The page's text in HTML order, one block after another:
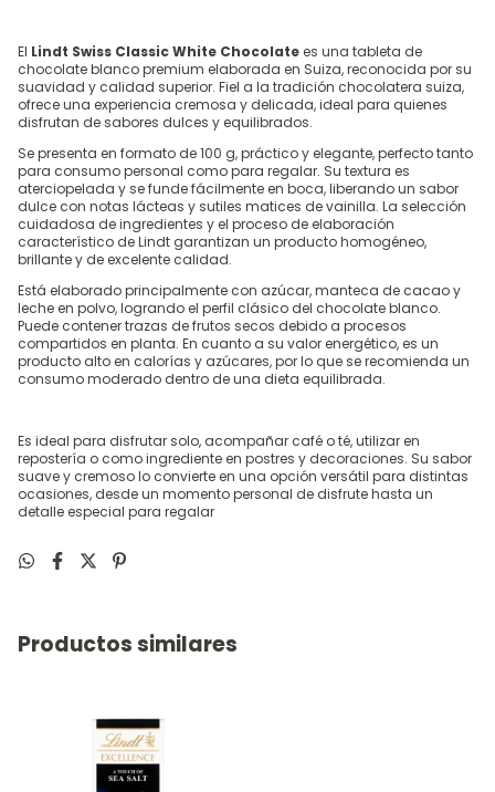
El Lindt Swiss Classic White Chocolatees una tableta de
chocolate blanco premium elaborada en Suiza, reconocida por su
suavidad y calidad superior. Fiel a la tradición chocolatera suiza,
ofrece una experiencia cremosa y delicada, ideal para quienes
disfrutan de sabores dulces y equilibrados.
Se presenta en formato de 100 g, práctico y elegante, perfecto tanto
para consumo personal como para regalar. Su textura es
aterciopelada y se funde fácilmente en boca, liberando un sabor
dulce con notas lácteas y sutiles matices de vainilla. La selección
cuidadosa de ingredientes y el proceso de elaboración
característico de Lindt garantizan un producto homogéneo,
brillante y de excelente calidad.
Está elaborado principalmente con azúcar, manteca de cacao y
leche en polvo, logrando el perfil clásico del chocolate blanco.
Puede contener trazas de frutos secos debido a procesos
compartidos en planta. En cuanto a su valor energético, es un
producto alto en calorías y azúcares, por lo que se recomienda un
consumo moderado dentro de una dieta equilibrada.
Es ideal para disfrutar solo, acompañar café o té, utilizar en
repostería o como ingrediente en postres y decoraciones. Su sabor
suave y cremoso lo convierte en una opción versátil para distintas
ocasiones, desde un momento personal de disfrute hasta un
detalle especial para regalar
Productos similares